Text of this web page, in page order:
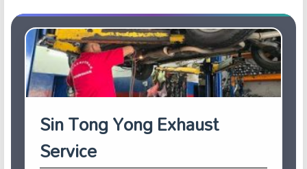
Sin Tong Yong Exhaust
Service